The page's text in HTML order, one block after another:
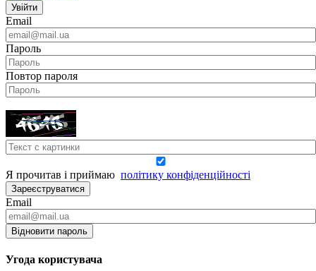
Увійти
Email
Пароль
Повтор пароля
Я прочитав і приймаю політику конфіденційності
Зареєструватися
Email
Відновити пароль
Угода користувача